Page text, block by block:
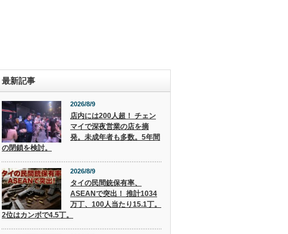
最新記事
2026/8/9
店内には200人超！ チェン
マイで深夜営業の店を摘
発。未成年者も多数。5年間
の閉鎖を検討。
2026/8/9
タイの民間銃保有率、
ASEANで突出！ 推計1034
万丁、100人当たり15.1丁。
2位はカンボで4.5丁。